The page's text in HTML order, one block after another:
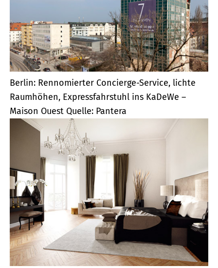
Berlin: Rennomierter Concierge-Service, lichte
Raumhöhen, Expressfahrstuhl ins KaDeWe –
Maison Ouest Quelle: Pantera